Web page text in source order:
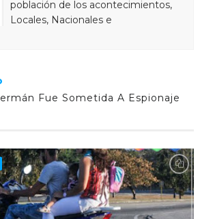
población de los acontecimientos,
Locales, Nacionales e
Fue Sometida A Espionaje